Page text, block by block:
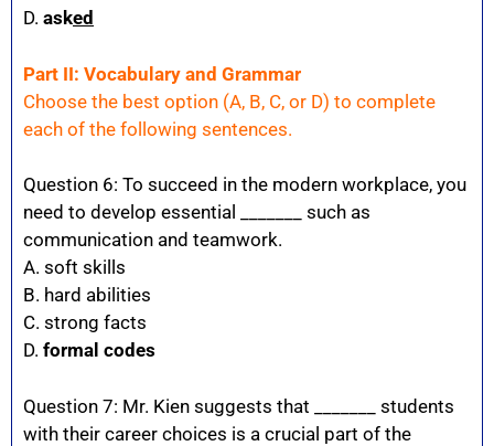
D. asked
Part II: Vocabulary and Grammar
Choose the best option (A, B, C, or D) to complete
each of the following sentences.
Question 6: To succeed in the modern workplace, you
need to develop essential _______ such as
communication and teamwork.
A. soft skills
B. hard abilities
C. strong facts
D. formal codes
Question 7: Mr. Kien suggests that _______ students
with their career choices is a crucial part of the